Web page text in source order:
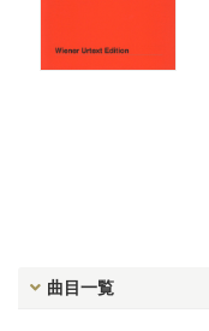
曲目一覧